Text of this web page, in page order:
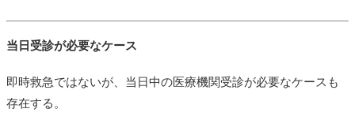
当日受診が必要なケース
即時救急ではないが、当日中の医療機関受診が必要なケースも
存在する。